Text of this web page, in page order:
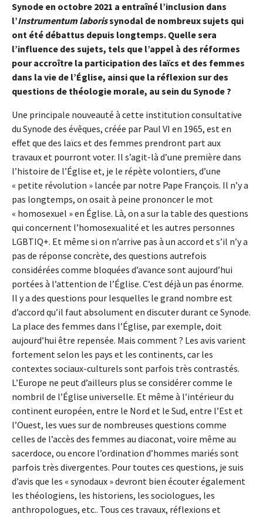
Synode en octobre 2021 a entraîné l’inclusion dans
l’Instrumentum laborissynodal de nombreux sujets qui
ont été débattus depuis longtemps. Quelle sera
l’influence des sujets, tels que l’appel à des réformes
pour accroître la participation des laïcs et des femmes
dans la vie de l’Église, ainsi que la réflexion sur des
questions de théologie morale, au sein du Synode ?
Une principale nouveauté à cette institution consultative
du Synode des évêques, créée par Paul VI en 1965, est en
effet que des laïcs et des femmes prendront part aux
travaux et pourront voter. Il s’agit-là d’une première dans
l’histoire de l’Église et, je le répète volontiers, d’une
« petite révolution » lancée par notre Pape François. Il n’y a
pas longtemps, on osait à peine prononcer le mot
« homosexuel » en Église. Là, on a sur la table des questions
qui concernent l’homosexualité et les autres personnes
LGBTIQ+. Et même si on n’arrive pas à un accord et s’il n’y a
pas de réponse concrète, des questions autrefois
considérées comme bloquées d’avance sont aujourd’hui
portées à l’attention de l’Église. C’est déjà un pas énorme.
Il y a des questions pour lesquelles le grand nombre est
d’accord qu’il faut absolument en discuter durant ce Synode.
La place des femmes dans l’Église, par exemple, doit
aujourd’hui être repensée. Mais comment ? Les avis varient
fortement selon les pays et les continents, car les
contextes sociaux-culturels sont parfois très contrastés.
L’Europe ne peut d’ailleurs plus se considérer comme le
nombril de l’Église universelle. Et même à l’intérieur du
continent européen, entre le Nord et le Sud, entre l’Est et
l’Ouest, les vues sur de nombreuses questions comme
celles de l’accès des femmes au diaconat, voire même au
sacerdoce, ou encore l’ordination d’hommes mariés sont
parfois très divergentes. Pour toutes ces questions, je suis
d’avis que les « synodaux » devront bien écouter également
les théologiens, les historiens, les sociologues, les
anthropologues, etc.. Tous ces travaux, réflexions et